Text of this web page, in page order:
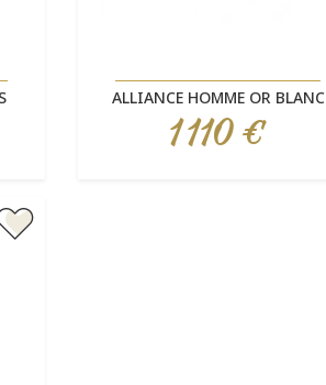
Aperçu rapide
ALLIANCE HOMME OR BLANC
Prix
1 110 €